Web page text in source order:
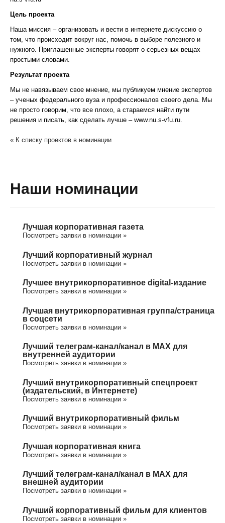
Цель проекта
Наша миссия – организовать и вести в интернете дискуссию о
том, что происходит вокруг нас, помочь в выборе полезного и
нужного. Приглашенные эксперты говорят о серьезных вещах
простыми словами.
Результат проекта
Мы не навязываем свое мнение, мы публикуем мнение экспертов
– ученых федерального вуза и профессионалов своего дела. Мы
не просто говорим, что все плохо, а стараемся найти пути
решения и писать, как сделать лучше ‒ www.nu.s-vfu.ru.
« К списку проектов в номинации
Наши номинации
Лучшая корпоративная газета
Посмотреть заявки в номинации »
Лучший корпоративный журнал
Посмотреть заявки в номинации »
Лучшее внутрикорпоративное digital-издание
Посмотреть заявки в номинации »
Лучшая внутрикорпоративная группа/cтраница
в соцсети
Посмотреть заявки в номинации »
Лучший телеграм-канал/канал в МАХ для
внутренней аудитории
Посмотреть заявки в номинации »
Лучший внутрикорпоративный спецпроект
(издательский, в Интернете)
Посмотреть заявки в номинации »
Лучший внутрикорпоративный фильм
Посмотреть заявки в номинации »
Лучшая корпоративная книга
Посмотреть заявки в номинации »
Лучший телеграм-канал/канал в МАХ для
внешней аудитории
Посмотреть заявки в номинации »
Лучший корпоративный фильм для клиентов
Посмотреть заявки в номинации »